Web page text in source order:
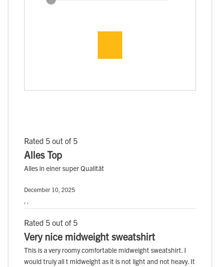
Rated 5 out of 5
Alles Top
Alles in einer super Qualität
December 10, 2025
Rated 5 out of 5
Very nice midweight sweatshirt
This is a very roomy comfortable midweight sweatshirt. I
would truly all t midweight as it is not light and not heavy. It